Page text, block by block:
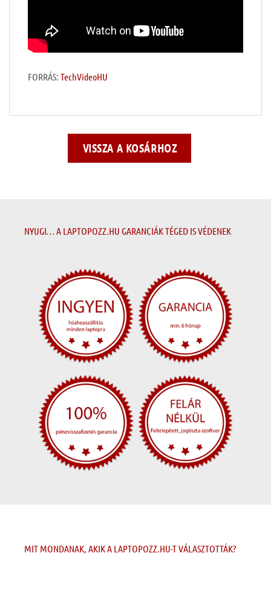
FORRÁS: TechVideoHU
VISSZA A KOSÁRHOZ
NYUGI… A LAPTOPOZZ.HU GARANCIÁK TÉGED IS VÉDENEK
MIT MONDANAK, AKIK A LAPTOPOZZ.HU-T VÁLASZTOTTÁK?